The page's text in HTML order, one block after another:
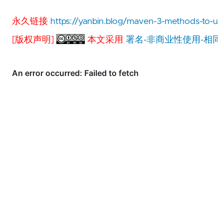
永久链接 https://yanbin.blog/maven-3-methods-to-
[版权声明] 本文采用署名-非商业性使用-相